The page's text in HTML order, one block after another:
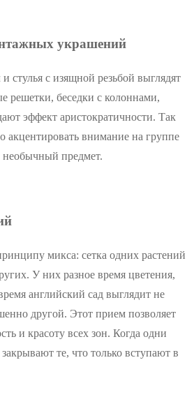
украшений
стулья с изящной резьбой выглядят
решетки, беседки с колоннами,
эффект аристократичности. Так
внимание на группе
предмет.
микса: сетка одних растений
У них разное время цветения,
английский сад выглядит не
другой. Этот прием позволяет
и красоту всех зон. Когда одни
те, что только вступают в